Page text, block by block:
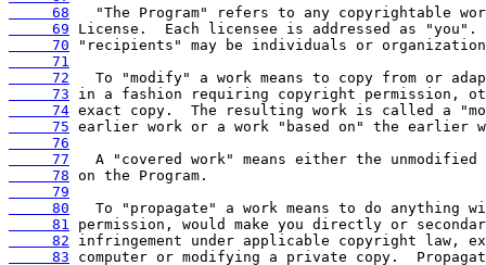
     68
     69
     70
     71
     72
     73
     74
     75
     76
     77
     78
     79
     80
     81
     82
     83